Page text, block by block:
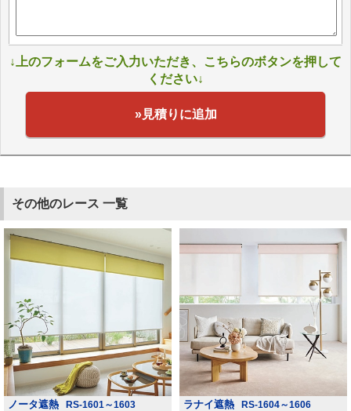
↓上のフォームをご入力いただき、こちらのボタンを押して
ください↓
»見積りに追加
その他のレース 一覧
ノータ遮熱 RS-1601～1603 ラナイ遮熱 RS-1604～1606